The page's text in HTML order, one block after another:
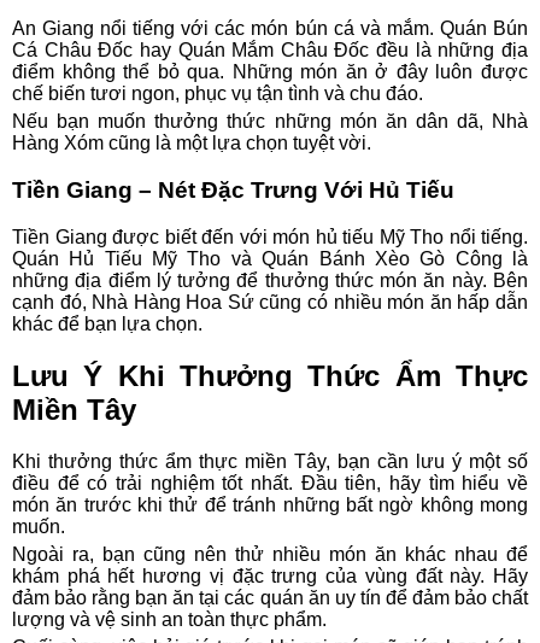
An Giang nổi tiếng với các món bún cá và mắm. Quán Bún
Cá Châu Đốc hay Quán Mắm Châu Đốc đều là những địa
điểm không thể bỏ qua. Những món ăn ở đây luôn được
chế biến tươi ngon, phục vụ tận tình và chu đáo.
Nếu bạn muốn thưởng thức những món ăn dân dã, Nhà
Hàng Xóm cũng là một lựa chọn tuyệt vời.
Tiền Giang – Nét Đặc Trưng Với Hủ Tiếu
Tiền Giang được biết đến với món hủ tiếu Mỹ Tho nổi tiếng.
Quán Hủ Tiếu Mỹ Tho và Quán Bánh Xèo Gò Công là
những địa điểm lý tưởng để thưởng thức món ăn này. Bên
cạnh đó, Nhà Hàng Hoa Sứ cũng có nhiều món ăn hấp dẫn
khác để bạn lựa chọn.
Lưu Ý Khi Thưởng Thức Ẩm Thực
Miền Tây
Khi thưởng thức ẩm thực miền Tây, bạn cần lưu ý một số
điều để có trải nghiệm tốt nhất. Đầu tiên, hãy tìm hiểu về
món ăn trước khi thử để tránh những bất ngờ không mong
muốn.
Ngoài ra, bạn cũng nên thử nhiều món ăn khác nhau để
khám phá hết hương vị đặc trưng của vùng đất này. Hãy
đảm bảo rằng bạn ăn tại các quán ăn uy tín để đảm bảo chất
lượng và vệ sinh an toàn thực phẩm.